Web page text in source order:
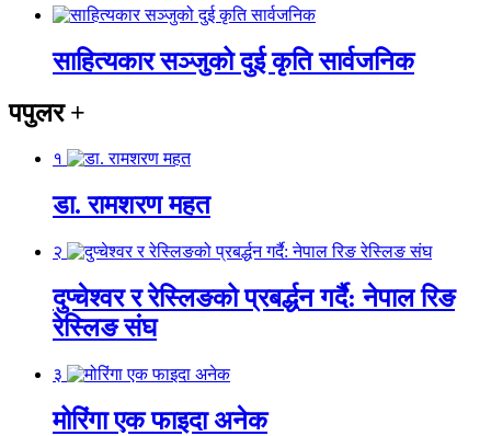
साहित्यकार सञ्जुको दुई कृति सार्वजनिक
पपुलर+
१
डा. रामशरण महत
२
दुप्चेश्वर र रेस्लिङको प्रबर्द्धन गर्दै: नेपाल रिङ
रेस्लिङ संघ
३
मोरिंगा एक फाइदा अनेक